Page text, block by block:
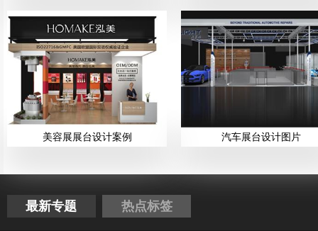
美容展展台设计案例 汽车展台设计图片
最新专题 热点标签